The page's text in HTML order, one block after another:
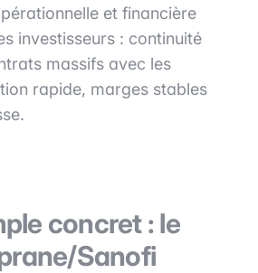
et financière
investisseurs : continuité
massifs avec les
rapide, marges stables
concret : le
Sanofi